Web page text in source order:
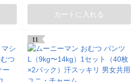
カートに入れる
11